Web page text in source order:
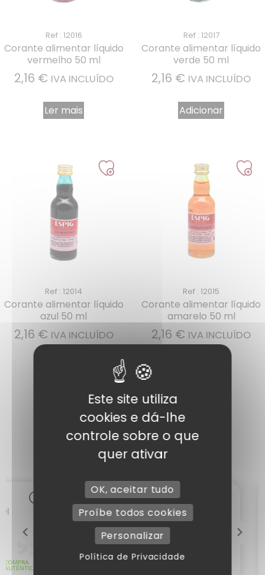
Ref : 12016
Corante alimentar líquido
vermelho 50 ml
2,16 € IVA INCLUÍDO
Ler mais
Ref : 12017
Corante alimentar líquido
verde 50 ml
2,16 € IVA INCLUÍDO
Adicionar
Ref : 12014
Corante alimentar líquido
azul 50 ml
2,16 € IVA INCLUÍDO
Ref : 12015
Corante alimentar líquido
amarelo 50 ml
2,16 € IVA INCLUÍDO
Este site utiliza
cookies e dá-lhe
controle sobre o que
quer ativar
OK, aceitar tudo
Proíbe todos cookies
Personalizar
Política de Privacidade